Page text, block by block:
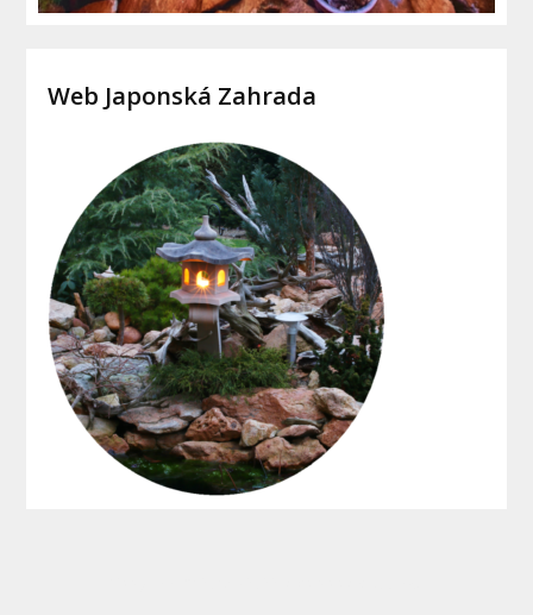
Web Japonská Zahrada